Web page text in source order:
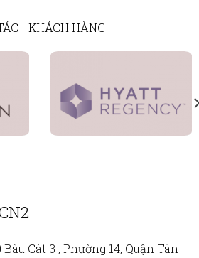
- KHÁCH HÀNG
Bàu Cát 3 , Phường 14, Quận Tân